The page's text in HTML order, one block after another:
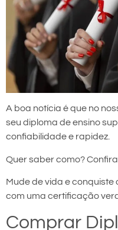
A boa notícia é que no
seu diploma de ensino
confiabilidade e rapidez.
Quer saber como?
Mude de vida e
com uma certificação
Comprar